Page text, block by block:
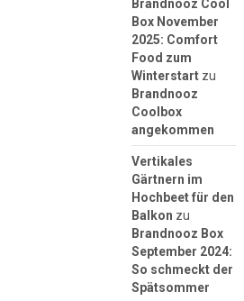
Brandnooz Cool
Box November
2025: Comfort
Food zum
Winterstartzu
Brandnooz
Coolbox
angekommen
Vertikales
Gärtnern im
Hochbeet für den
Balkon zu
Brandnooz Box
September 2024:
So schmeckt der
Spätsommer